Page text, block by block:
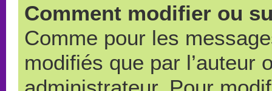
Comment modifier ou
Comme pour les
modifiés que par l’auteur